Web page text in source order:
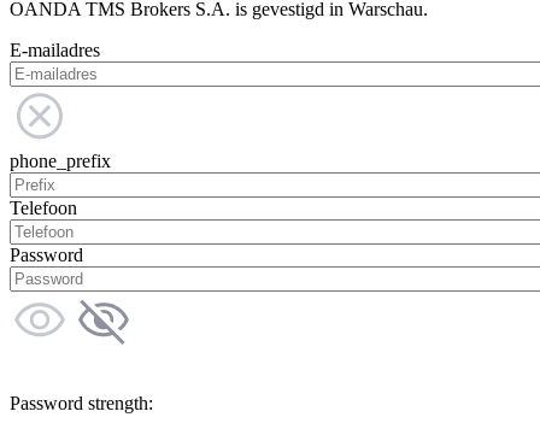
OANDA TMS Brokers S.A. is gevestigd in Warschau.
E-mailadres
phone_prefix
Telefoon
Password
Password strength: